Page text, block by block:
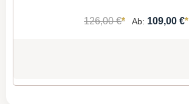
126,00 €* Ab: 109,00 €*